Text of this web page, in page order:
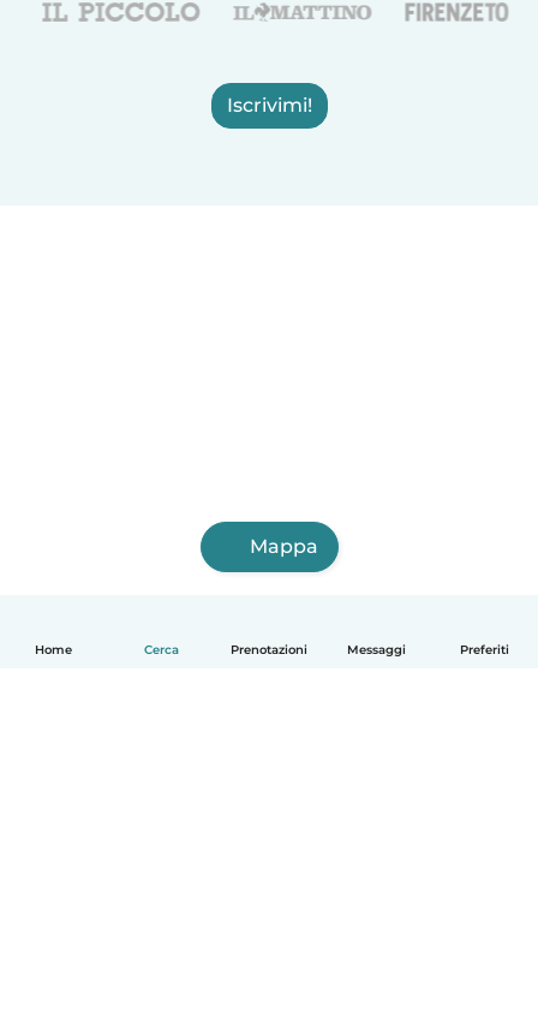
Home Cerca Prenotazioni Messaggi Preferiti
Iscrivimi!
Mappa